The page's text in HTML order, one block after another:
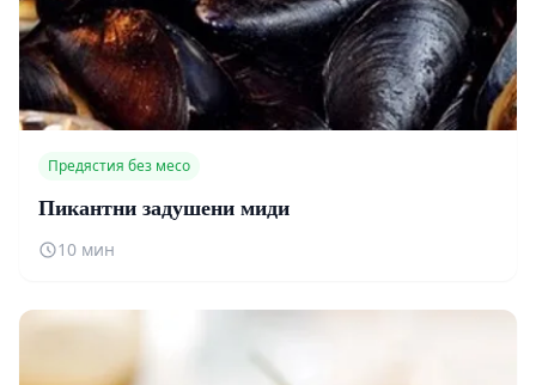
Предястия без месо
Пикантни задушени миди
10 мин